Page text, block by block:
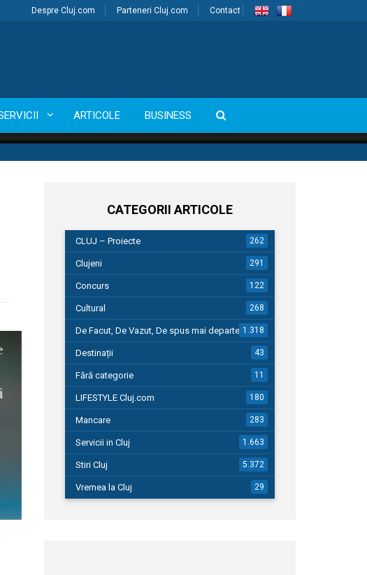
Despre Cluj.com Parteneri Cluj.com Contact
ARTICOLE BUSINESS
CATEGORII ARTICOLE
CLUJ – Proiecte 262
Clujeni 291
Concurs 122
Cultural 268
De Facut, De Vazut, De spus mai departe…1.318
Destinații 43
Fără categorie 11
LIFESTYLE Cluj.com 180
Mancare 283
Servicii in Cluj 1.663
Stiri Cluj 5.372
Vremea la Cluj 29